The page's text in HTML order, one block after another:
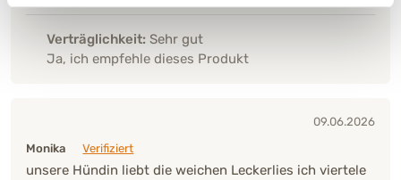
Verträglichkeit:Sehr gut
Ja, ich empfehle dieses Produkt
09.06.2026
Monika
Verifiziert
unsere Hündin liebt die weichen Leckerlies ich viertele